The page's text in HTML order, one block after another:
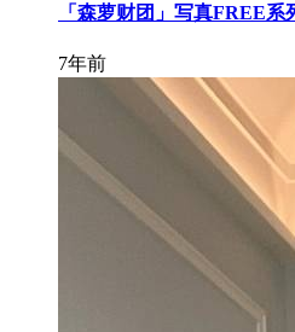
「森萝财团」写真FREE系
7年前